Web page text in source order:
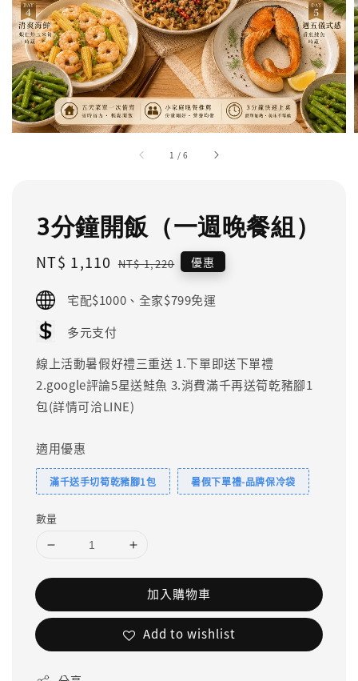
1 /6
3分鐘開飯（一週晚餐組）
Sale
NT$ 1,110 Regular
NT$ 1,220 優惠
宅配$1000、全家$799免運
多元支付
線上活動暑假好禮三重送 1.下單即送下單禮
2.google評論5星送鮭魚 3.消費滿千再送筍乾豬腳1
包(詳情可洽LINE)
適用優惠
滿千送手切筍乾豬腳1包 暑假下單禮-品牌保冷袋
數量
加入購物車
Add to wishlist